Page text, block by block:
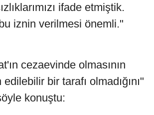
ifade etmiştik.
iznin verilmesi önemli."
cezaevinde olmasının
bir tarafı olmadığını"
konuştu: